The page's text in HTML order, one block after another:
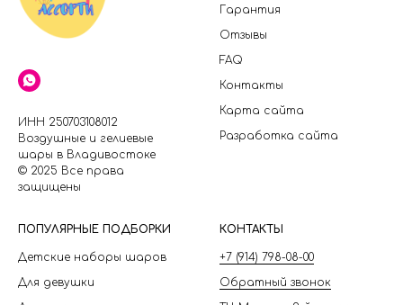
ИНН 250703108012
Воздушные и гелиевые
шары в Владивостоке
© 2025 Все права
защищены
Гарантия
Отзывы
FAQ
Контакты
Карта сайта
Разработка сайта
ПОПУЛЯРНЫЕ ПОДБОРКИ
Детские наборы шаров
Для девушки
КОНТАКТЫ
+7 (914) 798-08-00
Обратный звонок